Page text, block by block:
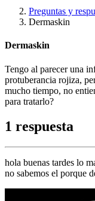
Preguntas y
Dermaskin
Dermaskin
Tengo al parecer una
protuberancia rojiza,
mucho tiempo, no
para tratarlo?
1 respuesta
hola buenas tardes lo
no sabemos el porque